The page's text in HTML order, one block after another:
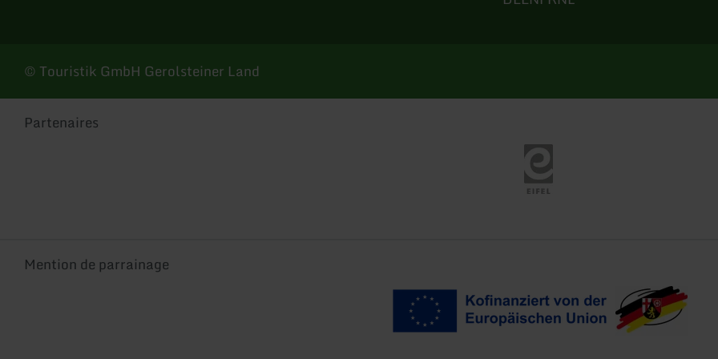
© Touristik GmbH Gerolsteiner Land
Partenaires
Eifel Tourismus
Mention de parrainage
Kofinanziert von der EU Landeswappen